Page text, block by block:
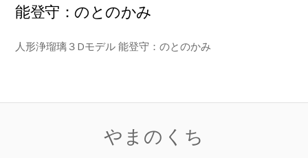
能登守：のとのかみ
人形浄瑠璃３Dモデル 能登守：のとのかみ
やまのくち